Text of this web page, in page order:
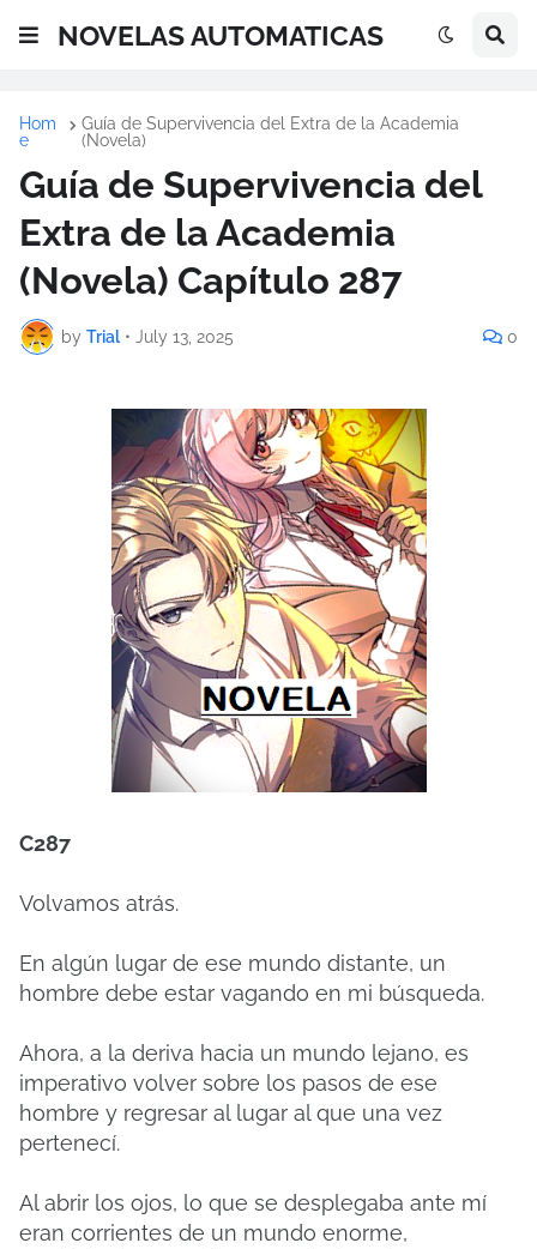
NOVELAS AUTOMATICAS
Hom
e
Guía de Supervivencia del Extra de la Academia
(Novela)
Guía de Supervivencia del
Extra de la Academia
(Novela) Capítulo 287
by Trial • July 13, 2025 0
C287
Volvamos atrás.
En algún lugar de ese mundo distante, un
hombre debe estar vagando en mi búsqueda.
Ahora, a la deriva hacia un mundo lejano, es
imperativo volver sobre los pasos de ese
hombre y regresar al lugar al que una vez
pertenecí.
Al abrir los ojos, lo que se desplegaba ante mí
eran corrientes de un mundo enorme,